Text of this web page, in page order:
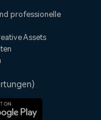
Sie
professionelle
Assets
)